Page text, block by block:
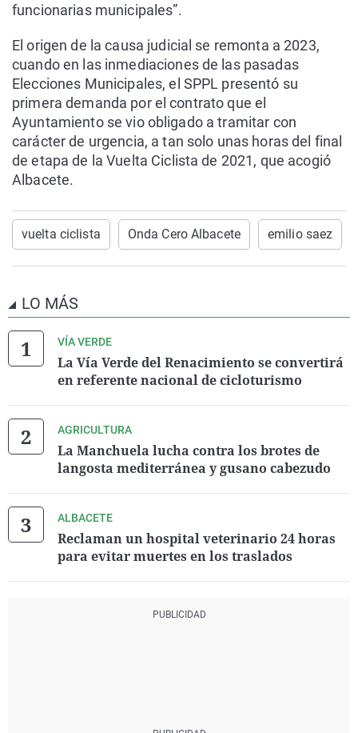
funcionarias municipales”.
El origen de la causa judicial se remonta a 2023,
cuando en las inmediaciones de las pasadas
Elecciones Municipales, el SPPL presentó su
primera demanda por el contrato que el
Ayuntamiento se vio obligado a tramitar con
carácter de urgencia, a tan solo unas horas del final
de etapa de la Vuelta Ciclista de 2021, que acogió
Albacete.
vuelta ciclista Onda Cero Albacete emilio saez
LO MÁS
VÍA VERDE
La Vía Verde del Renacimiento se convertirá
en referente nacional de cicloturismo
AGRICULTURA
La Manchuela lucha contra los brotes de
langosta mediterránea y gusano cabezudo
ALBACETE
Reclaman un hospital veterinario 24 horas
para evitar muertes en los traslados